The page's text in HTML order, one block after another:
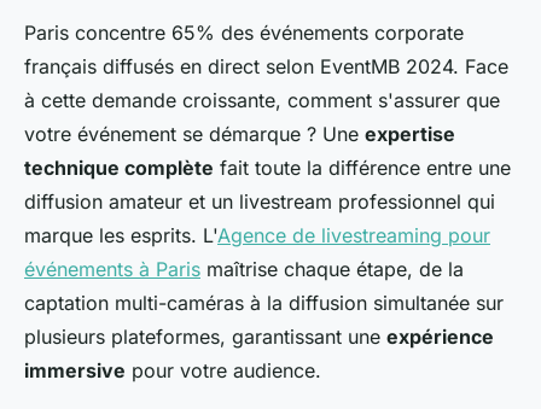
Paris concentre 65% des événements corporate
français diffusés en direct selon EventMB 2024. Face
à cette demande croissante, comment s'assurer que
votre événement se démarque ? Une expertise
technique complète fait toute la différence entre une
diffusion amateur et un livestream professionnel qui
marque les esprits. L'Agence de livestreaming pour
événements à Paris maîtrise chaque étape, de la
captation multi-caméras à la diffusion simultanée sur
plusieurs plateformes, garantissant une expérience
immersive pour votre audience.